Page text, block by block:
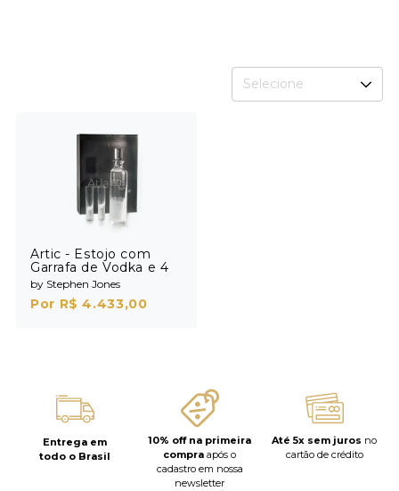
Selecione
Artic - Estojo com
Garrafa de Vodka e 4
Shots
by Stephen Jones
Por R$ 4.433,00
Entrega em
todo o Brasil
10% off na primeira
compra após o
cadastro em nossa
newsletter
Até 5x sem juros no
cartão de crédito